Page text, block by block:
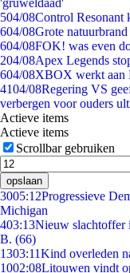
'gruweldaad'
504/08Control Resonant
604/08Grote
604/08FOK! was even
204/08Apex Legends
604/08XBOX werkt aan
4104/08Regering VS
verbergen voor ouders
Actieve items
Actieve items
Scrollbar gebruiken
opslaan
3005:12Progressieve
Michigan
403:13Nieuw slachtoffer
B. (66)
1303:11Kind overleden
1002:08Litouwen vindt